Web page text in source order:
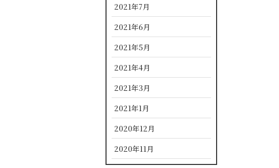
2021年7月
2021年6月
2021年5月
2021年4月
2021年3月
2021年1月
2020年12月
2020年11月